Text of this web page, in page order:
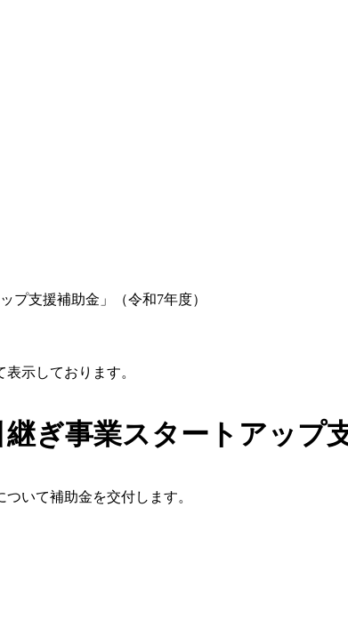
プ支援補助金」（令和7年度）
示しております。
ぎ事業スタートアップ
いて補助金を交付します。